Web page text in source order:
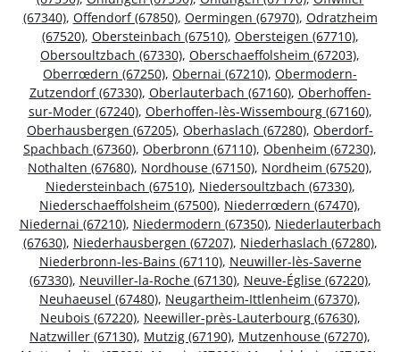
(67340), Offendorf (67850), Oermingen (67970), Odratzheim
(67520), Obersteinbach (67510), Obersteigen (67710),
Obersoultzbach (67330), Oberschaeffolsheim (67203),
Oberrœdern (67250), Obernai (67210), Obermodern-
Zutzendorf (67330), Oberlauterbach (67160), Oberhoffen-
sur-Moder (67240), Oberhoffen-lès-Wissembourg (67160),
Oberhausbergen (67205), Oberhaslach (67280), Oberdorf-
Spachbach (67360), Oberbronn (67110), Obenheim (67230),
Nothalten (67680), Nordhouse (67150), Nordheim (67520),
Niedersteinbach (67510), Niedersoultzbach (67330),
Niederschaeffolsheim (67500), Niederrœdern (67470),
Niedernai (67210), Niedermodern (67350), Niederlauterbach
(67630), Niederhausbergen (67207), Niederhaslach (67280),
Niederbronn-les-Bains (67110), Neuwiller-lès-Saverne
(67330), Neuviller-la-Roche (67130), Neuve-Église (67220),
Neuhaeusel (67480), Neugartheim-Ittlenheim (67370),
Neubois (67220), Neewiller-près-Lauterbourg (67630),
Natzwiller (67130), Mutzig (67190), Mutzenhouse (67270),